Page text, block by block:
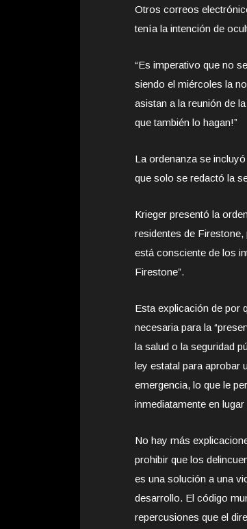
Otros correos
tenía la intención de
“Es imperativo que no
siendo el miércoles la
asistan a la reunión de
que también lo hagan!”
La ordenanza se
que solo se redactó la
Krieger presentó la
residentes de Firestone,
está consciente de los
Firestone”.
Esta explicación de por
necesaria para la
la salud o la seguridad
ley estatal para aprobar
emergencia, lo que le
inmediatamente en
No hay más
prohibir que los
es una solución a una
desarrollo. El código
repercusiones que el